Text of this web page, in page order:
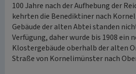
100 Jahre nach der Aufhebung der
kehrten die Benediktiner nach
Gebäude der alten Abtei standen
Verfügung, daher wurde bis 1908 ein
Klostergebäude oberhalb der alten
Straße von Kornelimünster nach